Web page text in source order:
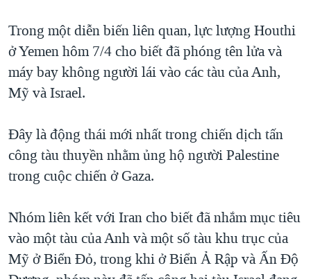
Trong một diễn biến liên quan, lực lượng Houthi
ở Yemen hôm 7/4 cho biết đã phóng tên lửa và
máy bay không người lái vào các tàu của Anh,
Mỹ và Israel.
Đây là động thái mới nhất trong chiến dịch tấn
công tàu thuyền nhằm ủng hộ người Palestine
trong cuộc chiến ở Gaza.
Nhóm liên kết với Iran cho biết đã nhắm mục tiêu
vào một tàu của Anh và một số tàu khu trục của
Mỹ ở Biển Đỏ, trong khi ở Biển Ả Rập và Ấn Độ